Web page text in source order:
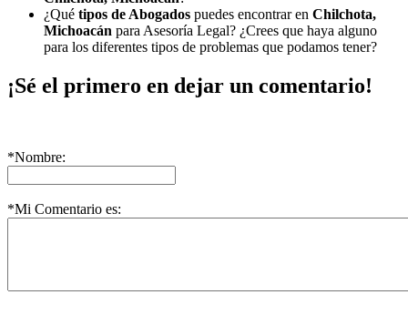
¿Qué tipos de Abogados puedes encontrar en Chilchota,
Michoacán para Asesoría Legal? ¿Crees que haya alguno
para los diferentes tipos de problemas que podamos tener?
¡Sé el primero en dejar un comentario!
*Nombre:
*Mi Comentario es: